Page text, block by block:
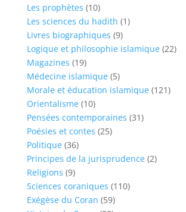
Les prophètes (10)
Les sciences du hadith (1)
Livres biographiques (9)
Logique et philosophie islamique (22)
Magazines (19)
Médecine islamique (5)
Morale et éducation islamique (121)
Orientalisme (10)
Pensées contemporaines (31)
Poésies et contes (25)
Politique (36)
Principes de la jurisprudence (2)
Religions (9)
Sciences coraniques (110)
Exégèse du Coran (59)